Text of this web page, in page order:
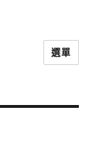
選單